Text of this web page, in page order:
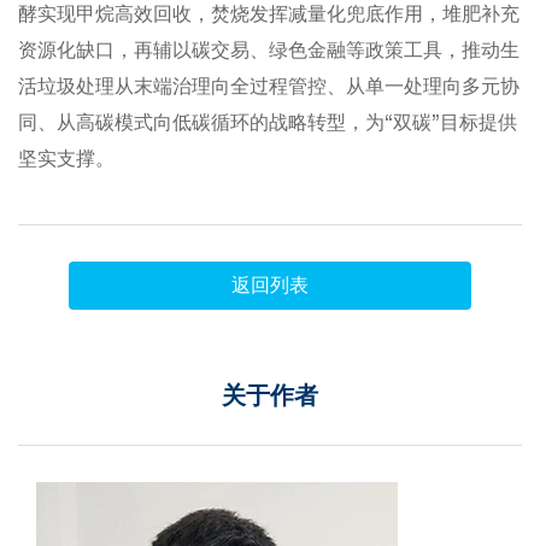
酵实现甲烷高效回收，焚烧发挥减量化兜底作用，堆肥补充
资源化缺口，再辅以碳交易、绿色金融等政策工具，推动生
活垃圾处理从末端治理向全过程管控、从单一处理向多元协
同、从高碳模式向低碳循环的战略转型，为“双碳”目标提供
坚实支撑。
返回列表
关于作者